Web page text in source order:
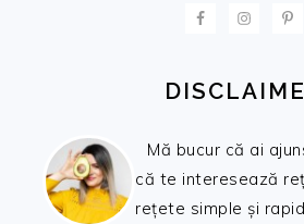
Mă bucur că ai
că te interesează
rețete simple și